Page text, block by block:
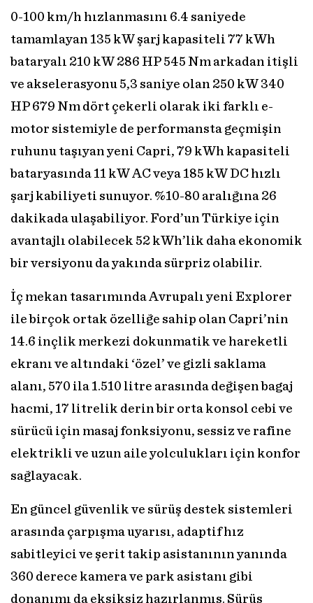
0-100 km/h hızlanmasını 6.4 saniyede
tamamlayan 135 kW şarj kapasiteli 77 kWh
bataryalı 210 kW 286 HP 545 Nm arkadan itişli
ve akselerasyonu 5,3 saniye olan 250 kW 340
HP 679 Nm dört çekerli olarak iki farklı e-
motor sistemiyle de performansta geçmişin
ruhunu taşıyan yeni Capri, 79 kWh kapasiteli
bataryasında 11 kW AC veya 185 kW DC hızlı
şarj kabiliyeti sunuyor. %10-80 aralığına 26
dakikada ulaşabiliyor. Ford’un Türkiye için
avantajlı olabilecek 52 kWh’lik daha ekonomik
bir versiyonu da yakında sürpriz olabilir.
İç mekan tasarımında Avrupalı yeni Explorer
ile birçok ortak özelliğe sahip olan Capri’nin
14.6 inçlik merkezi dokunmatik ve hareketli
ekranı ve altındaki ‘özel’ ve gizli saklama
alanı, 570 ila 1.510 litre arasında değişen bagaj
hacmi, 17 litrelik derin bir orta konsol cebi ve
sürücü için masaj fonksiyonu, sessiz ve rafine
elektrikli ve uzun aile yolculukları için konfor
sağlayacak.
En güncel güvenlik ve sürüş destek sistemleri
arasında çarpışma uyarısı, adaptif hız
sabitleyici ve şerit takip asistanının yanında
360 derece kamera ve park asistanı gibi
donanımı da eksiksiz hazırlanmış. Sürüş